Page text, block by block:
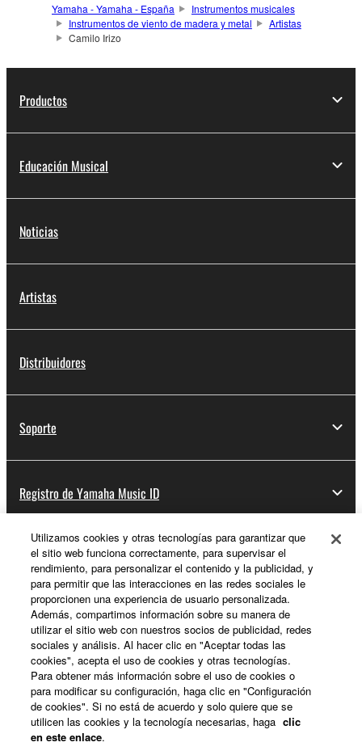
Yamaha - Yamaha - España
Instrumentos musicales
Instrumentos de viento de madera y metal
Artistas
Camilo Irizo
Productos
Educación Musical
Noticias
Artistas
Distribuidores
Soporte
Registro de Yamaha Music ID
Acerca de Yamaha
España - Spanish
Empresa
Utilizamos cookies y otras tecnologías para garantizar que
el sitio web funciona correctamente, para supervisar el
rendimiento, para personalizar el contenido y la publicidad, y
para permitir que las interacciones en las redes sociales le
proporcionen una experiencia de usuario personalizada.
Además, compartimos información sobre su manera de
utilizar el sitio web con nuestros socios de publicidad, redes
sociales y análisis. Al hacer clic en "Aceptar todas las
cookies", acepta el uso de cookies y otras tecnologías.
Para obtener más información sobre el uso de cookies o
para modificar su configuración, haga clic en "Configuración
de cookies". Si no está de acuerdo y solo quiere que se
utilicen las cookies y la tecnología necesarias, haga clic
en este enlace.